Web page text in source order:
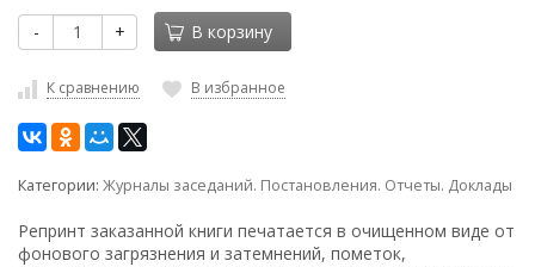
- + В корзину
К сравнению В избранное
Категории: Журналы заседаний. Постановления. Отчеты. Доклады
Репринт заказанной книги печатается в очищенном виде от
фонового загрязнения и затемнений, пометок,